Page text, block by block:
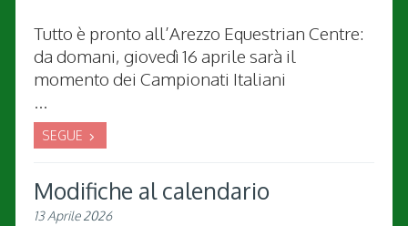
Tutto è pronto all’Arezzo Equestrian Centre:
da domani, giovedì 16 aprile sarà il
momento dei Campionati Italiani
...
SEGUE
Modifiche al calendario
13 Aprile 2026